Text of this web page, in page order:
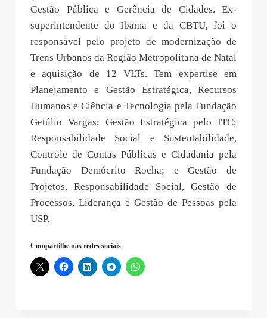
Gestão Pública e Gerência de Cidades. Ex-
superintendente do Ibama e da CBTU, foi o
responsável pelo projeto de modernização de
Trens Urbanos da Região Metropolitana de Natal
e aquisição de 12 VLTs. Tem expertise em
Planejamento e Gestão Estratégica, Recursos
Humanos e Ciência e Tecnologia pela Fundação
Getúlio Vargas; Gestão Estratégica pelo ITC;
Responsabilidade Social e Sustentabilidade,
Controle de Contas Públicas e Cidadania pela
Fundação Demócrito Rocha; e Gestão de
Projetos, Responsabilidade Social, Gestão de
Processos, Liderança e Gestão de Pessoas pela
USP.
Compartilhe nas redes sociais